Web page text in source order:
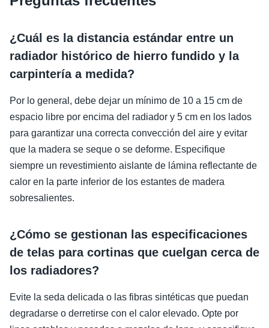
¿Cuál es la distancia estándar entre un
radiador histórico de hierro fundido y la
carpintería a medida?
Por lo general, debe dejar un mínimo de 10 a 15 cm de
espacio libre por encima del radiador y 5 cm en los lados
para garantizar una correcta convección del aire y evitar
que la madera se seque o se deforme. Especifique
siempre un revestimiento aislante de lámina reflectante de
calor en la parte inferior de los estantes de madera
sobresalientes.
¿Cómo se gestionan las especificaciones
de telas para cortinas que cuelgan cerca de
los radiadores?
Evite la seda delicada o las fibras sintéticas que puedan
degradarse o derretirse con el calor elevado. Opte por